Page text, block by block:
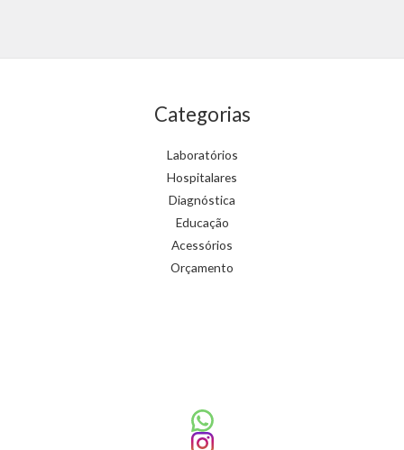
Categorias
Laboratórios
Hospitalares
Diagnóstica
Educação
Acessórios
Orçamento